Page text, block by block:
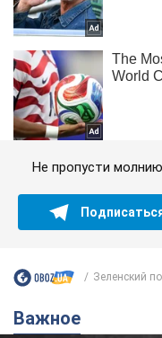
Не пропусти
Зеленский
Важное